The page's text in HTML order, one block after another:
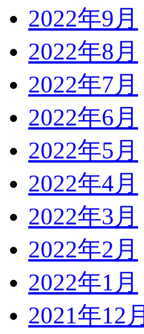
2022年9月
2022年8月
2022年7月
2022年6月
2022年5月
2022年4月
2022年3月
2022年2月
2022年1月
2021年12月